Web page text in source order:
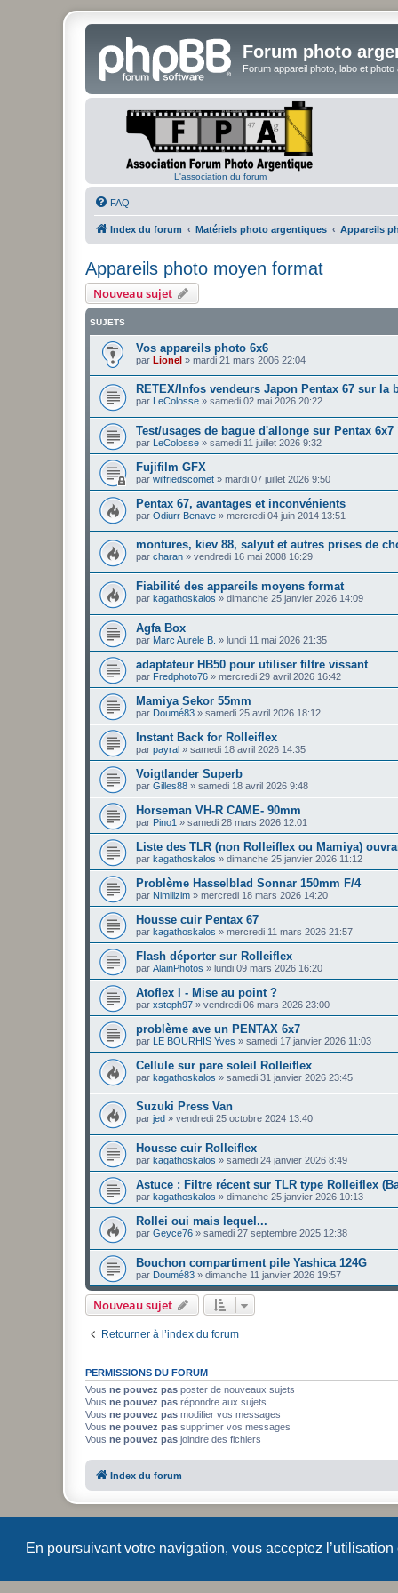
En poursuivant votre navigation, vous acceptez l’utilisation
Forum photo
Forum appareil photo, labo et photo
L'association du forum
FAQ
Index du forum Matériels photo argentiques Appareils
Appareils photo moyen format
Nouveau sujet
SUJETS
Vos appareils photo 6x6
par Lionel » mardi 21 mars 2006 22:04
RETEX/Infos vendeurs Japon Pentax 67 sur la
par LeColosse » samedi 02 mai 2026 20:22
Test/usages de bague d'allonge sur Pentax 6x7
par LeColosse » samedi 11 juillet 2026 9:32
Fujifilm GFX
par wilfriedscomet » mardi 07 juillet 2026 9:50
Pentax 67, avantages et inconvénients
par Odiurr Benave » mercredi 04 juin 2014 13:51
montures, kiev 88, salyut et autres prises de
par charan » vendredi 16 mai 2008 16:29
Fiabilité des appareils moyens format
par kagathoskalos » dimanche 25 janvier 2026 14:09
Agfa Box
par Marc Aurèle B. » lundi 11 mai 2026 21:35
adaptateur HB50 pour utiliser filtre vissant
par Fredphoto76 » mercredi 29 avril 2026 16:42
Mamiya Sekor 55mm
par Doumé83 » samedi 25 avril 2026 18:12
Instant Back for Rolleiflex
par payral » samedi 18 avril 2026 14:35
Voigtlander Superb
par Gilles88 » samedi 18 avril 2026 9:48
Horseman VH-R CAME- 90mm
par Pino1 » samedi 28 mars 2026 12:01
Liste des TLR (non Rolleiflex ou Mamiya)
par kagathoskalos » dimanche 25 janvier 2026 11:12
Problème Hasselblad Sonnar 150mm F/4
par Nimilizim » mercredi 18 mars 2026 14:20
Housse cuir Pentax 67
par kagathoskalos » mercredi 11 mars 2026 21:57
Flash déporter sur Rolleiflex
par AlainPhotos » lundi 09 mars 2026 16:20
Atoflex I - Mise au point ?
par xsteph97 » vendredi 06 mars 2026 23:00
problème ave un PENTAX 6x7
par LE BOURHIS Yves » samedi 17 janvier 2026 11:03
Cellule sur pare soleil Rolleiflex
par kagathoskalos » samedi 31 janvier 2026 23:45
Suzuki Press Van
par jed » vendredi 25 octobre 2024 13:40
Housse cuir Rolleiflex
par kagathoskalos » samedi 24 janvier 2026 8:49
Astuce : Filtre récent sur TLR type Rolleiflex
par kagathoskalos » dimanche 25 janvier 2026 10:13
Rollei oui mais lequel...
par Geyce76 » samedi 27 septembre 2025 12:38
Bouchon compartiment pile Yashica 124G
par Doumé83 » dimanche 11 janvier 2026 19:57
Nouveau sujet
Retourner à l’index du forum
PERMISSIONS DU FORUM
Vous ne pouvez pas poster de nouveaux sujets
Vous ne pouvez pas répondre aux sujets
Vous ne pouvez pas modifier vos messages
Vous ne pouvez pas supprimer vos messages
Vous ne pouvez pas joindre des fichiers
Index du forum